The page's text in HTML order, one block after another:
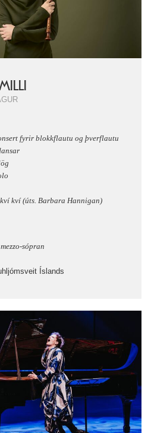
fyrir blokkflautu og þverflautu
kví (úts. Barbara Hannigan)
sópran
Íslands